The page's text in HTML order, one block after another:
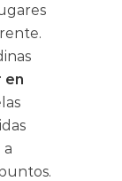
en
a